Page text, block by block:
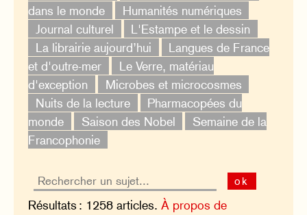
dans le monde
Humanités numériques
Journal culturel
L'Estampe et le dessin
La librairie aujourd’hui
Langues de France
et d'outre-mer
Le Verre, matériau
d'exception
Microbes et microcosmes
Nuits de la lecture
Pharmacopées du
monde
Saison des Nobel
Semaine de la
Francophonie
ok
Résultats : 1258 articles.À propos de